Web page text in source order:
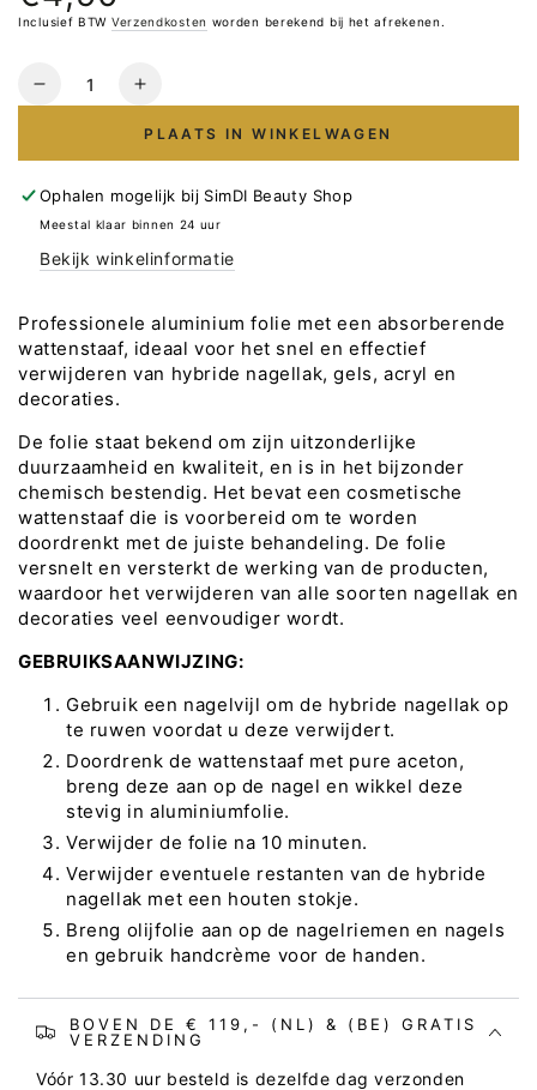
prijs
Inclusief BTW Verzendkosten worden berekend bij het afrekenen.
Hoeveelheid
Verlaag
Gel/polish
removal
-
stuks
Verhoog
aantal
Gel/polish
removal
-
stuks
PLAATS IN WINKELWAGEN
Ophalen mogelijk bij SimDI Beauty Shop
Meestal klaar binnen 24 uur
Bekijk winkelinformatie
Professionele aluminium folie met een absorberende
wattenstaaf, ideaal voor het snel en effectief
verwijderen van hybride nagellak, gels, acryl en
decoraties.
De folie staat bekend om zijn uitzonderlijke
duurzaamheid en kwaliteit, en is in het bijzonder
chemisch bestendig. Het bevat een cosmetische
wattenstaaf die is voorbereid om te worden
doordrenkt met de juiste behandeling. De folie
versnelt en versterkt de werking van de producten,
waardoor het verwijderen van alle soorten nagellak en
decoraties veel eenvoudiger wordt.
GEBRUIKSAANWIJZING:
Gebruik een nagelvijl om de hybride nagellak op
te ruwen voordat u deze verwijdert.
Doordrenk de wattenstaaf met pure aceton,
breng deze aan op de nagel en wikkel deze
stevig in aluminiumfolie.
Verwijder de folie na 10 minuten.
Verwijder eventuele restanten van de hybride
nagellak met een houten stokje.
Breng olijfolie aan op de nagelriemen en nagels
en gebruik handcrème voor de handen.
BOVEN DE € 119,- (NL) & (BE) GRATIS
VERZENDING
Vóór 13.30 uur besteld is dezelfde dag verzonden